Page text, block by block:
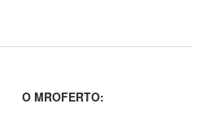
O MROFERTO: